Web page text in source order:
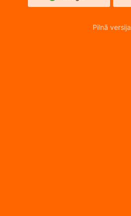
Pilnā versija